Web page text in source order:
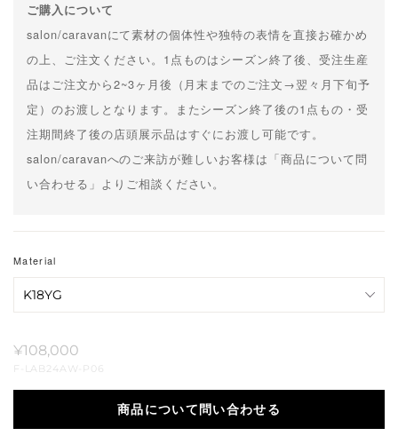
ご購入について
salon/caravanにて素材の個体性や独特の表情を直接お確かめ
の上、ご注文ください。1点ものはシーズン終了後、受注生産
品はご注文から2~3ヶ月後（月末までのご注文→翌々月下旬予
定）のお渡しとなります。またシーズン終了後の1点もの・受
注期間終了後の店頭展示品はすぐにお渡し可能です。
salon/caravanへのご来訪が難しいお客様は「商品について問
い合わせる」よりご相談ください。
Material
¥108,000
F-LAB24AW-P06
商品について問い合わせる